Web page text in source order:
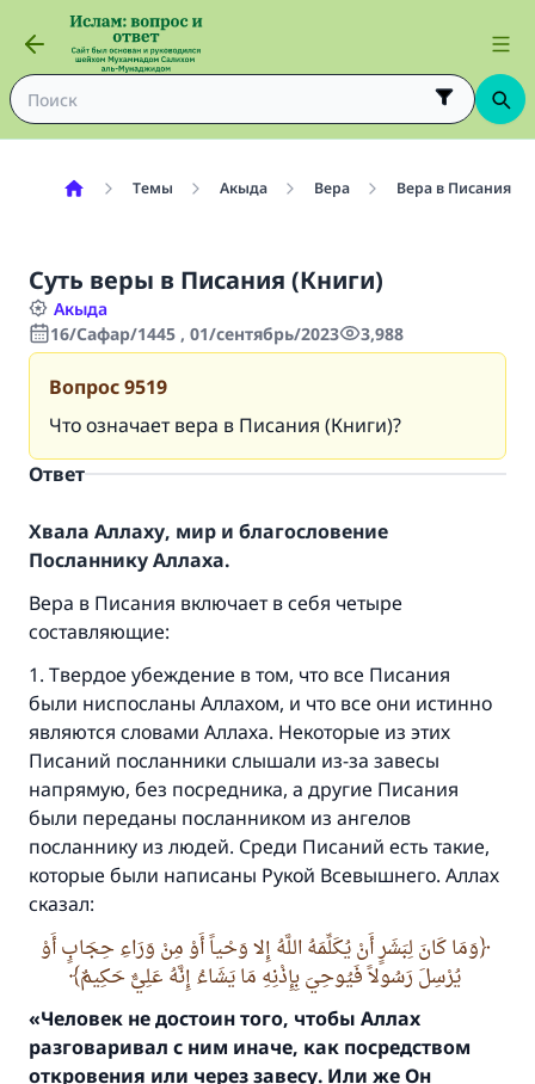
Темы Акыда Вера Вера в Писания
Суть веры в Писания (Книги)
Акыда
16/Сафар/1445 , 01/сентябрь/2023
3,988
Вопрос9519
Что означает вера в Писания (Книги)?
Ответ
Хвала Аллаху, мир и благословение
Посланнику Аллаха.
Вера в Писания включает в себя четыре
составляющие:
1. Твердое убеждение в том, что все Писания
были ниспосланы Аллахом, и что все они истинно
являются словами Аллаха. Некоторые из этих
Писаний посланники слышали из-за завесы
напрямую, без посредника, а другие Писания
были переданы посланником из ангелов
посланнику из людей. Среди Писаний есть такие,
которые были написаны Рукой Всевышнего. Аллах
сказал:
وَمَا كَانَ لِبَشَرٍ أَنْ يُكَلِّمَهُ اللَّهُ إِلا وَحْياً أَوْ مِنْ وَرَاءِ حِجَابٍ أَوْ
يُرْسِلَ رَسُولاً فَيُوحِيَ بِإِذْنِهِ مَا يَشَاءُ إِنَّهُ عَلِيٌّ حَكِيمٌ
«Человек не достоин того, чтобы Аллах
разговаривал с ним иначе, как посредством
откровения или через завесу. Или же Он